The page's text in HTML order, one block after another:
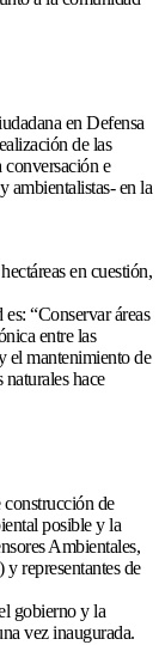
en Defensa
de las
conversación e
ambientalistas- en la
en cuestión,
“Conservar áreas
entre las
el mantenimiento de
naturales hace
construcción de
posible y la
Ambientales,
y representantes de
gobierno y la
vez inaugurada.